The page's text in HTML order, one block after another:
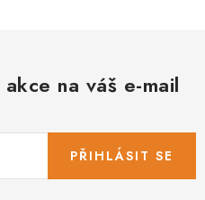
na váš e-mail
PŘIHLÁSIT SE